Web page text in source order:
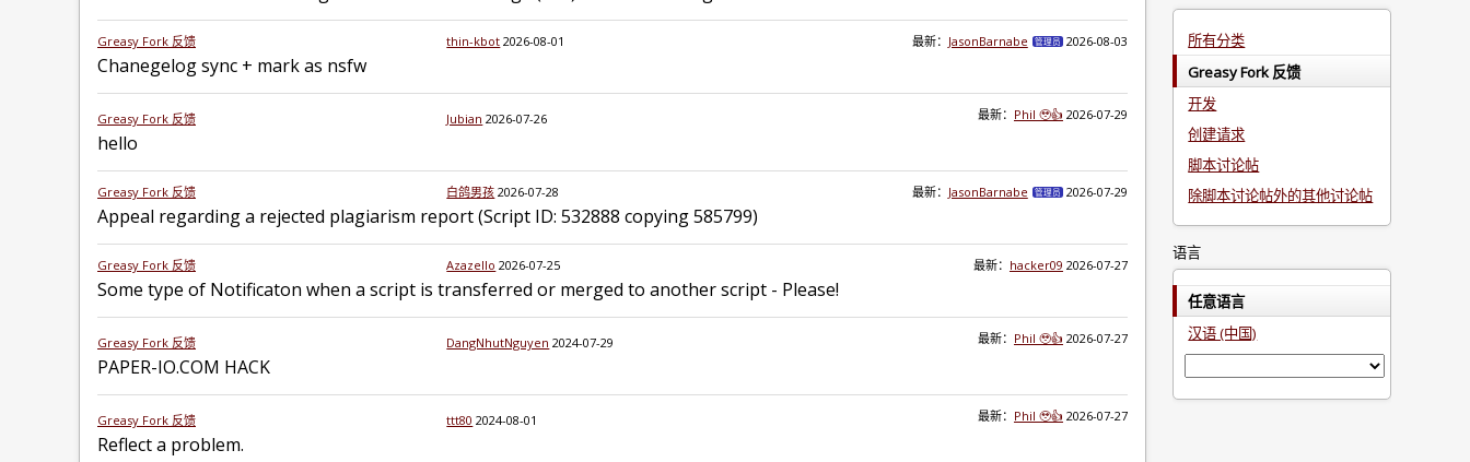
Greasy Fork 反馈 thin-kbot 2026-08-01 最新： JasonBarnabe 管理员 2026-08-03
Chanegelog sync + mark as nsfw
Greasy Fork 反馈 Jubian 2026-07-26 最新： Phil 🥹👍 2026-07-29
hello
Greasy Fork 反馈 白鸽男孩 2026-07-28 最新： JasonBarnabe 管理员 2026-07-29
Appeal regarding a rejected plagiarism report (Script ID: 532888 copying 585799)
Greasy Fork 反馈 Azazello 2026-07-25 最新： hacker09 2026-07-27
Some type of Notificaton when a script is transferred or merged to another script - Please!
Greasy Fork 反馈 DangNhutNguyen 2024-07-29 最新： Phil 🥹👍 2026-07-27
PAPER-IO.COM HACK
Greasy Fork 反馈 ttt80 2024-08-01 最新： Phil 🥹👍 2026-07-27
Reflect a problem.
所有分类
Greasy Fork 反馈
开发
创建请求
脚本讨论帖
除脚本讨论帖外的其他讨论帖
语言
任意语言
汉语 (中国)